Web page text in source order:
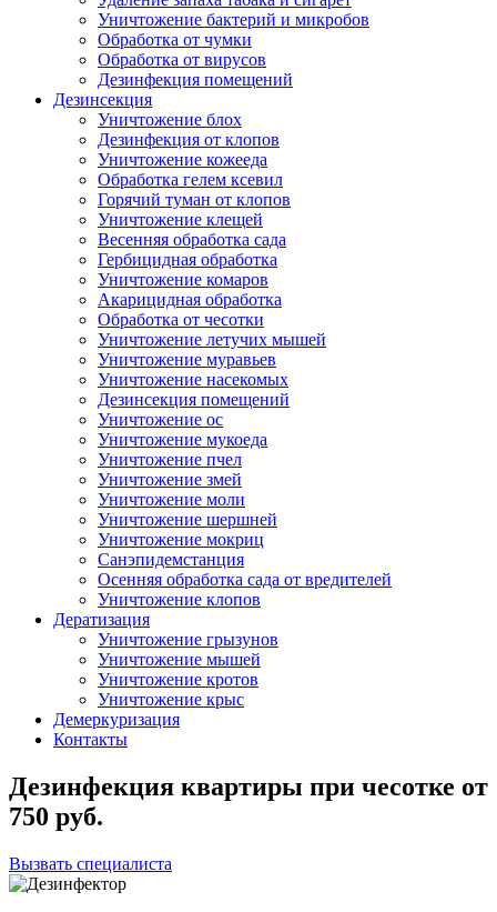
Уничтожение бактерий и микробов
Обработка от чумки
Обработка от вирусов
Дезинфекция помещений
Дезинсекция
Уничтожение блох
Дезинфекция от клопов
Уничтожение кожееда
Обработка гелем ксевил
Горячий туман от клопов
Уничтожение клещей
Весенняя обработка сада
Гербицидная обработка
Уничтожение комаров
Акарицидная обработка
Обработка от чесотки
Уничтожение летучих мышей
Уничтожение муравьев
Уничтожение насекомых
Дезинсекция помещений
Уничтожение ос
Уничтожение мукоеда
Уничтожение пчел
Уничтожение змей
Уничтожение моли
Уничтожение шершней
Уничтожение мокриц
Санэпидемстанция
Осенняя обработка сада от вредителей
Уничтожение клопов
Дератизация
Уничтожение грызунов
Уничтожение мышей
Уничтожение кротов
Уничтожение крыс
Демеркуризация
Контакты
Дезинфекция квартиры при чесотке от
750 руб.
Вызвать специалиста